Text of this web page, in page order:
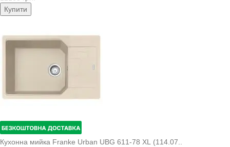
Купити
Кухонна мийка Franke Urban UBG 611-78 XL (114.07..